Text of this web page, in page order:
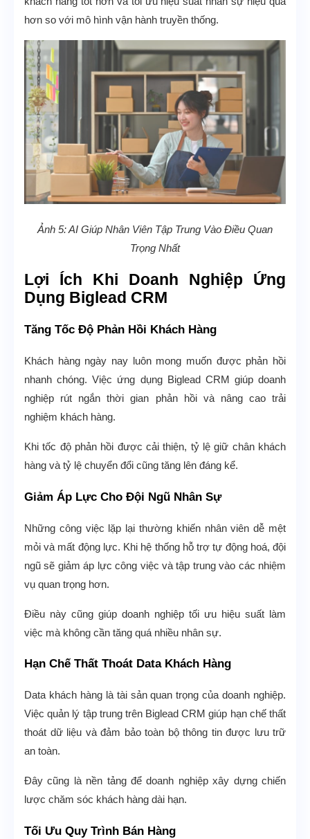
hơn so với mô hình vận hành truyền thống.
Ảnh 5: AI Giúp Nhân Viên Tập Trung Vào Điều Quan
Trọng Nhất
Lợi Ích Khi Doanh Nghiệp Ứng
Dụng Biglead CRM
Tăng Tốc Độ Phản Hồi Khách Hàng
Khách hàng ngày nay luôn mong muốn được phản hồi
nhanh chóng. Việc ứng dụng Biglead CRM giúp doanh
nghiệp rút ngắn thời gian phản hồi và nâng cao trải
nghiệm khách hàng.
Khi tốc độ phản hồi được cải thiện, tỷ lệ giữ chân khách
hàng và tỷ lệ chuyển đổi cũng tăng lên đáng kể.
Giảm Áp Lực Cho Đội Ngũ Nhân Sự
Những công việc lặp lại thường khiến nhân viên dễ mệt
mỏi và mất động lực. Khi hệ thống hỗ trợ tự động hoá, đội
ngũ sẽ giảm áp lực công việc và tập trung vào các nhiệm
vụ quan trọng hơn.
Điều này cũng giúp doanh nghiệp tối ưu hiệu suất làm
việc mà không cần tăng quá nhiều nhân sự.
Hạn Chế Thất Thoát Data Khách Hàng
Data khách hàng là tài sản quan trọng của doanh nghiệp.
Việc quản lý tập trung trên Biglead CRM giúp hạn chế thất
thoát dữ liệu và đảm bảo toàn bộ thông tin được lưu trữ
an toàn.
Đây cũng là nền tảng để doanh nghiệp xây dựng chiến
lược chăm sóc khách hàng dài hạn.
Tối Ưu Quy Trình Bán Hàng